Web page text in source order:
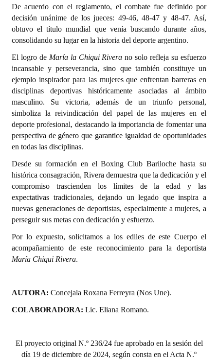
NORMATIVA
Comunicaciones
Resoluciones
Resoluciones de Presidencia
INSTITUCIONAL
Antiguos Pobladores
Noticias Destacadas
Registros y Distinciones
Datos Históricos
Premio al Mérito - Registro
Mujeres que Dejaron Huellas - Registro
Ciudadano Ilustre - Registro
Banca del Vecino - Registro
Antiguos Pobladores - Registro
De acuerdo con el reglamento, el combate fue definido por
decisión unánime de los jueces: 49-46, 48-47 y 48-47. Así,
obtuvo el título mundial que venía buscando durante años,
consolidando su lugar en la historia del deporte argentino.
El logro de María la Chiqui Rivera no solo refleja su esfuerzo
incansable y perseverancia, sino que también constituye un
ejemplo inspirador para las mujeres que enfrentan barreras en
disciplinas deportivas históricamente asociadas al ámbito
masculino. Su victoria, además de un triunfo personal,
simboliza la reivindicación del papel de las mujeres en el
deporte profesional, destacando la importancia de fomentar una
perspectiva de género que garantice igualdad de oportunidades
en todas las disciplinas.
Desde su formación en el Boxing Club Bariloche hasta su
histórica consagración, Rivera demuestra que la dedicación y el
compromiso trascienden los límites de la edad y las
expectativas tradicionales, dejando un legado que inspira a
nuevas generaciones de deportistas, especialmente a mujeres, a
perseguir sus metas con dedicación y esfuerzo.
Por lo expuesto, solicitamos a los ediles de este Cuerpo el
acompañamiento de este reconocimiento para la deportista
María Chiqui Rivera.
AUTORA: Concejala Roxana Ferreyra (Nos Une).
COLABORADORA: Lic. Eliana Romano.
El proyecto original N.º 236/24 fue aprobado en la sesión del
día 19 de diciembre de 2024, según consta en el Acta N.º